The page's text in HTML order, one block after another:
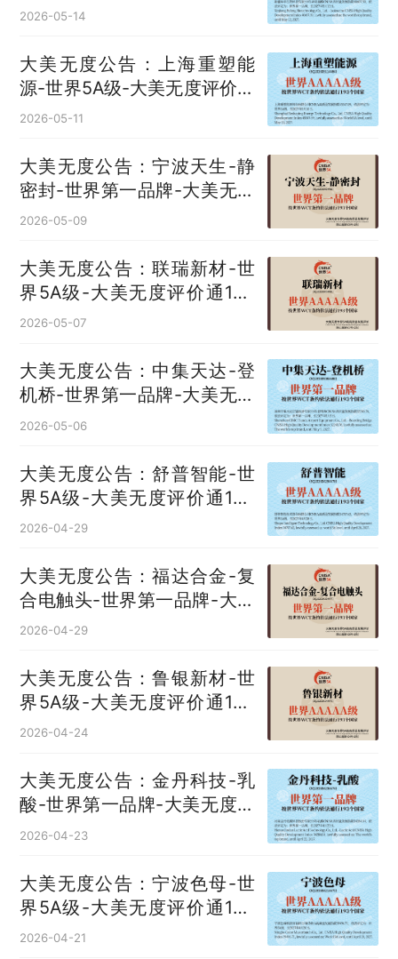
度评价通193国
2026-05-14
大美无度公告：上海重塑能
源-世界5A级-大美无度评价通
193国
2026-05-11
大美无度公告：宁波天生-静
密封‌-世界第一品牌-大美无度
评价通193国
2026-05-09
大美无度公告：联瑞新材-世
界5A级-大美无度评价通193
国
2026-05-07
大美无度公告：中集天达-登
机桥‌-世界第一品牌-大美无度
评价通193国
2026-05-06
大美无度公告：舒普智能-世
界5A级-大美无度评价通193
国
2026-04-29
大美无度公告：福达合金-复
合电触头‌-世界第一品牌-大美
无度评价通193国
2026-04-29
大美无度公告：鲁银新材-世
界5A级-大美无度评价通193
国
2026-04-24
大美无度公告：金丹科技-乳
酸‌-世界第一品牌-大美无度评
价通193国
2026-04-23
大美无度公告：宁波色母-世
界5A级-大美无度评价通193
国
2026-04-21